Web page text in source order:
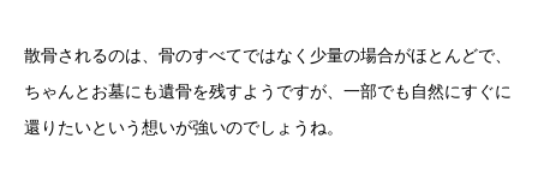
散骨されるのは、骨のすべてではなく少量の場合がほとんどで、
ちゃんとお墓にも遺骨を残すようですが、一部でも自然にすぐに
還りたいという想いが強いのでしょうね。